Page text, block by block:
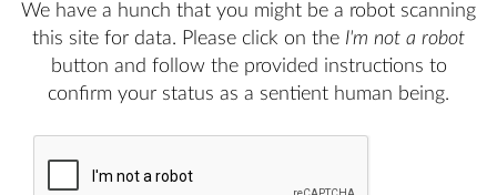
We have a hunch that you might be a robot scanning
this site for data. Please click on the I'm not a robot
button and follow the provided instructions to
confirm your status as a sentient human being.